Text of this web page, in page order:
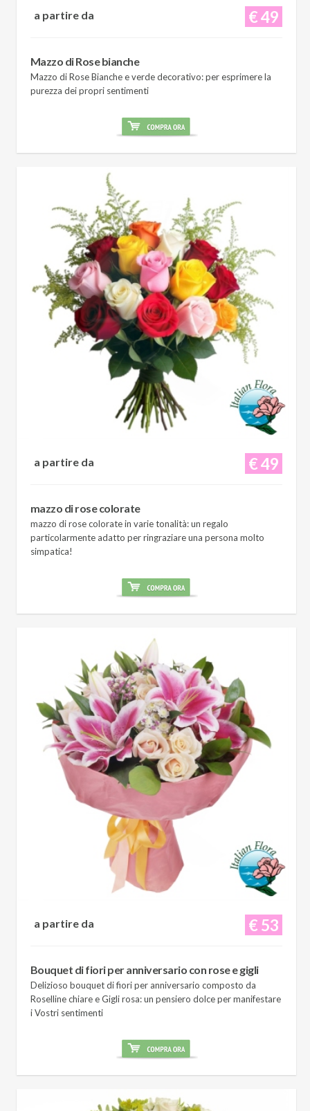
€ 49
a partire da
Mazzo di Rose bianche
Mazzo di Rose Bianche e verde decorativo: per esprimere la
purezza dei propri sentimenti
€ 49
a partire da
mazzo di rose colorate
mazzo di rose colorate in varie tonalità: un regalo
particolarmente adatto per ringraziare una persona molto
simpatica!
€ 53
a partire da
Bouquet di fiori per anniversario con rose e gigli
Delizioso bouquet di fiori per anniversario composto da
Roselline chiare e Gigli rosa: un pensiero dolce per manifestare
i Vostri sentimenti